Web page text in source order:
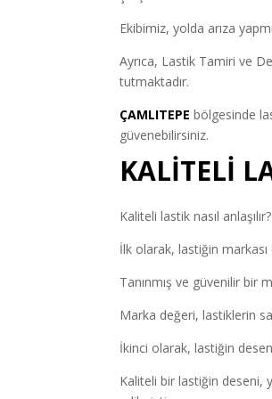
Ekibimiz, yolda arıza
Ayrıca, Lastik Tamiri ve
tutmaktadır.
ÇAMLITEPE bölgesinde
güvenebilirsiniz.
KALİTELİ
Kaliteli lastik nasıl
İlk olarak, lastiğin
Tanınmış ve güvenilir bir
Marka değeri, lastiklerin
İkinci olarak, lastiğin deseni
Kaliteli bir lastiğin deseni,